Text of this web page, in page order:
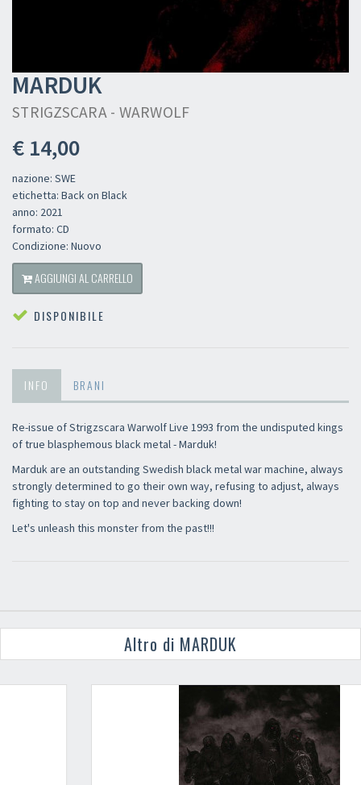
MARDUK
STRIGZSCARA - WARWOLF
€ 14,00
nazione: SWE
etichetta: Back on Black
anno: 2021
formato: CD
Condizione: Nuovo
AGGIUNGI AL CARRELLO
DISPONIBILE
INFO BRANI
Re-issue of Strigzscara Warwolf Live 1993 from the undisputed kings
of true blasphemous black metal - Marduk!
Marduk are an outstanding Swedish black metal war machine, always
strongly determined to go their own way, refusing to adjust, always
fighting to stay on top and never backing down!
Let's unleash this monster from the past!!!
Altro di MARDUK